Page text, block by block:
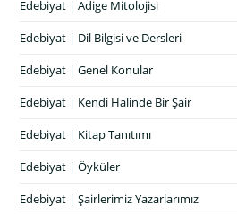
Edebiyat | Adige Mitolojisi
Edebiyat | Dil Bilgisi ve Dersleri
Edebiyat | Genel Konular
Edebiyat | Kendi Halinde Bir Şair
Edebiyat | Kitap Tanıtımı
Edebiyat | Öyküler
Edebiyat | Şairlerimiz Yazarlarımız